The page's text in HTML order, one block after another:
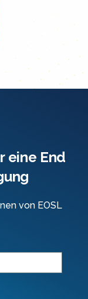
eine End
von EOSL